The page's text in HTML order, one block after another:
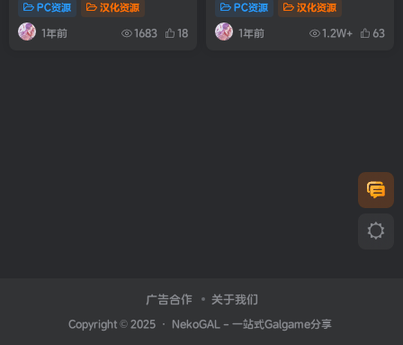
PC资源 汉化资源
1年前 1683 18
PC资源 汉化资源
1年前 1.2W+ 63
广告合作 关于我们
Copyright © 2025 · NekoGAL - 一站式Galgame分享